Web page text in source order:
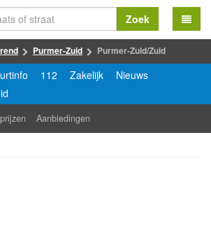
Zoek
Purmer-Zuid Purmer-Zuid/Zuid
112 Zakelijk
Nieuws
Aanbiedingen